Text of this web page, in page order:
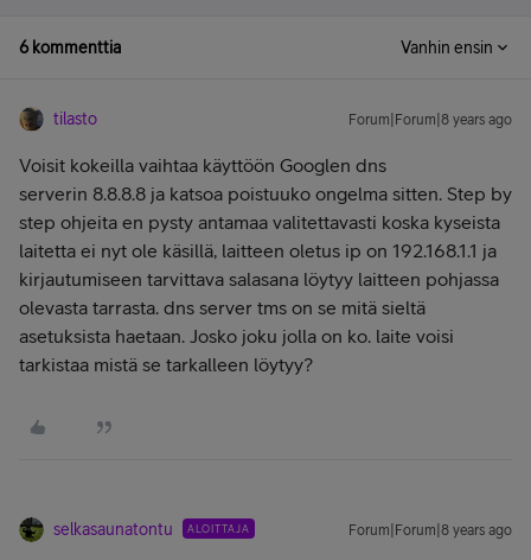
6 kommenttia Vanhin ensin
tilasto Forum|Forum|8 years ago
Voisit kokeilla vaihtaa käyttöön Googlen dns
serverin 8.8.8.8 ja katsoa poistuuko ongelma sitten. Step by
step ohjeita en pysty antamaa valitettavasti koska kyseista
laitetta ei nyt ole käsillä, laitteen oletus ip on 192.168.1.1 ja
kirjautumiseen tarvittava salasana löytyy laitteen pohjassa
olevasta tarrasta. dns server tms on se mitä sieltä
asetuksista haetaan. Josko joku jolla on ko. laite voisi
tarkistaa mistä se tarkalleen löytyy?
selkasaunatontu ALOITTAJA Forum|Forum|8 years ago